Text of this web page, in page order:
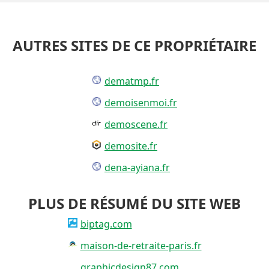
AUTRES SITES DE CE PROPRIÉTAIRE
dematmp.fr
demoisenmoi.fr
demoscene.fr
demosite.fr
dena-ayiana.fr
PLUS DE RÉSUMÉ DU SITE WEB
biptag.com
maison-de-retraite-paris.fr